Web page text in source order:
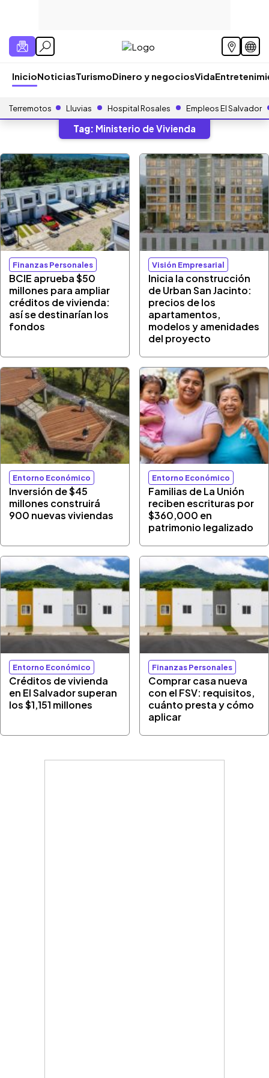
InicioNoticiasTurismoDinero y negociosVida
Terremotos Lluvias Hospital Rosales Empleos El Salvador
Tag: Ministerio de Vivienda
Finanzas Personales
BCIE aprueba $50
millones para ampliar
créditos de vivienda:
así se destinarían los
fondos
Visión Empresarial
Inicia la construcción
de Urban San Jacinto:
precios de los
apartamentos,
modelos y amenidades
del proyecto
Entorno Económico
Inversión de $45
millones construirá
900 nuevas viviendas
Entorno Económico
Familias de La Unión
reciben escrituras por
$360,000 en
patrimonio legalizado
Entorno Económico
Créditos de vivienda
en El Salvador superan
los $1,151 millones
Finanzas Personales
Comprar casa nueva
con el FSV: requisitos,
cuánto presta y cómo
aplicar